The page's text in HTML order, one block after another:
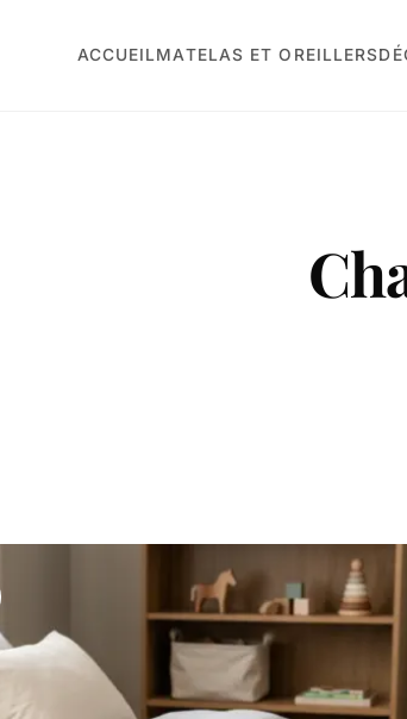
ACCUEILMATELAS ET OREILLERS